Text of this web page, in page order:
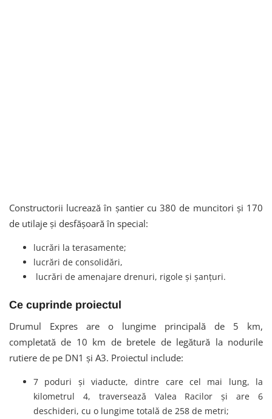
Constructorii lucrează în șantier cu 380 de muncitori și 170
de utilaje și desfășoară în special:
lucrări la terasamente;
lucrări de consolidări,
lucrări de amenajare drenuri, rigole și șanțuri.
Ce cuprinde proiectul
Drumul Expres are o lungime principală de 5 km,
completată de 10 km de bretele de legătură la nodurile
rutiere de pe DN1 și A3. Proiectul include:
7 poduri și viaducte, dintre care cel mai lung, la
kilometrul 4, traversează Valea Racilor și are 6
deschideri, cu o lungime totală de 258 de metri;